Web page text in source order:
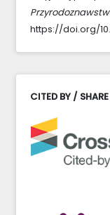
https://doi.org/
CITED BY / SHARE